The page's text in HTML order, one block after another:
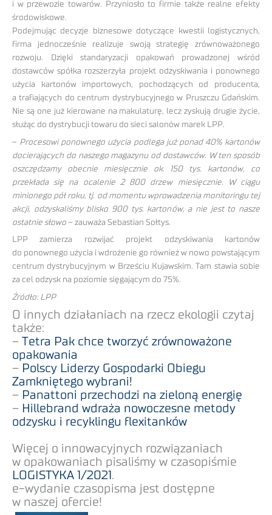
i w przewozie towarów. Przyniosło to firmie także realne efekty
środowiskowe.
Podejmując decyzje biznesowe dotyczące kwestii logistycznych,
firma jednocześnie realizuje swoją strategię zrównoważonego
rozwoju. Dzięki standaryzacji opakowań prowadzonej wśród
dostawców spółka rozszerzyła projekt odzyskiwania i ponownego
użycia kartonów importowych, pochodzących od producenta,
a trafiających do centrum dystrybucyjnego w Pruszczu Gdańskim.
Nie są one już kierowane na makulaturę, lecz zyskują drugie życie,
służąc do dystrybucji towaru do sieci salonów marek LPP.
– Procesowi ponownego użycia podlega już ponad 40% kartonów
docierających do naszego magazynu od dostawców. W ten sposób
oszczędzamy obecnie miesięcznie ok. 150 tys. kartonów, co
przekłada się na ocalenie 2 800 drzew miesięcznie. W ciągu
minionego pół roku, tj. od momentu wprowadzenia monitoringu tej
akcji, odzyskaliśmy blisko 900 tys. kartonów, a nie jest to nasze
ostatnie słowo – zauważa Sebastian Sołtys.
LPP zamierza rozwijać projekt odzyskiwania kartonów
do ponownego użycia i wdrożenie go również w nowo powstającym
centrum dystrybucyjnym w Brześciu Kujawskim. Tam stawia sobie
za cel odzysk na poziomie sięgającym do 75%.
Źródło: LPP
O innych działaniach na rzecz ekologii czytaj
także:
– Tetra Pak chce tworzyć zrównoważone
opakowania
– Polscy Liderzy Gospodarki Obiegu
Zamkniętego wybrani!
– Panattoni przechodzi na zieloną energię
– Hillebrand wdraża nowoczesne metody
odzysku i recyklingu flexitanków
Więcej o innowacyjnych rozwiązaniach
w opakowaniach pisaliśmy w czasopiśmie
LOGISTYKA 1/2021 .
e-wydanie czasopisma jest dostępne
w naszej ofercie!